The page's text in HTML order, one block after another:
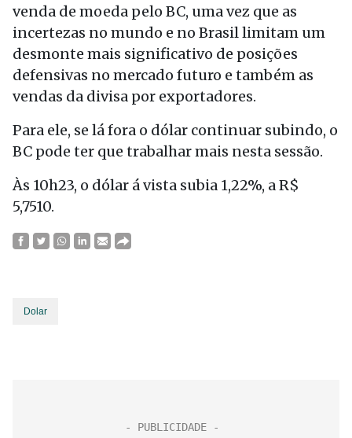
venda de moeda pelo BC, uma vez que as
incertezas no mundo e no Brasil limitam um
desmonte mais significativo de posições
defensivas no mercado futuro e também as
vendas da divisa por exportadores.
Para ele, se lá fora o dólar continuar subindo, o
BC pode ter que trabalhar mais nesta sessão.
Às 10h23, o dólar á vista subia 1,22%, a R$
5,7510.
Dolar